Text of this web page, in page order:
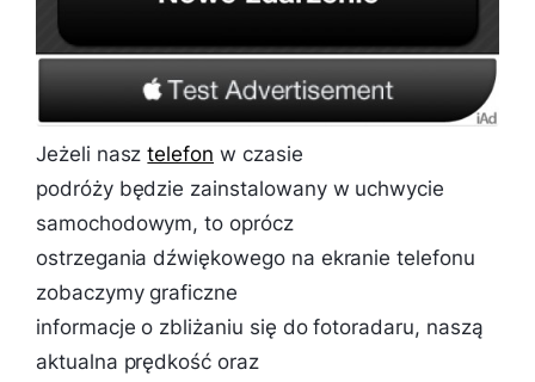
Jeżeli nasztelefon w czasie
podróży będzie zainstalowany w uchwycie
samochodowym, to oprócz
ostrzegania dźwiękowego na ekranie telefonu
zobaczymy graficzne
informacje o zbliżaniu się do fotoradaru, naszą
aktualna prędkość oraz